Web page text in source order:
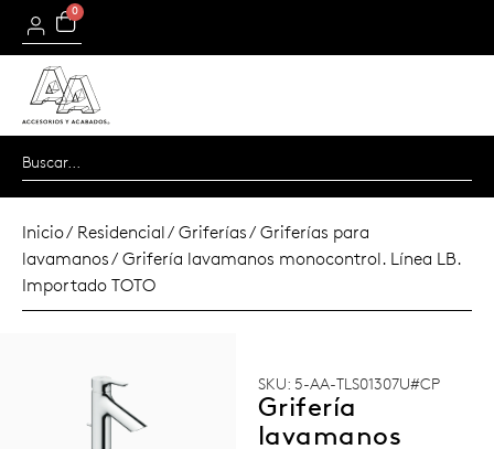
0
Inicio/ Residencial/ Griferías/ Griferías para
lavamanos/ Grifería lavamanos monocontrol. Línea LB.
Importado TOTO
SKU: 5-AA-TLS01307U#CP
Grifería
lavamanos